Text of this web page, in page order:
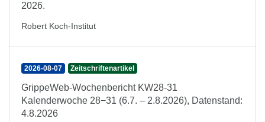
2026.
Robert Koch-Institut
2026-08-07 Zeitschriftenartikel
GrippeWeb-Wochenbericht KW28-31
Kalenderwoche 28−31 (6.7. – 2.8.2026), Datenstand:
4.8.2026